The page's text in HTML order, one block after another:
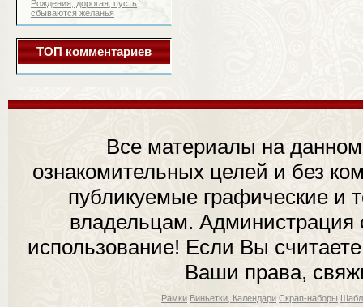
Рождения, дорогая, пусть
сбываются желанья
ТОП комментариев
Все материалы на
ознакомительных целей и без
публикуемые графические и
владельцам. Администрация
использование! Если Вы
Ваши права,
Рамки Виньетки, Календари Скрап-наборы